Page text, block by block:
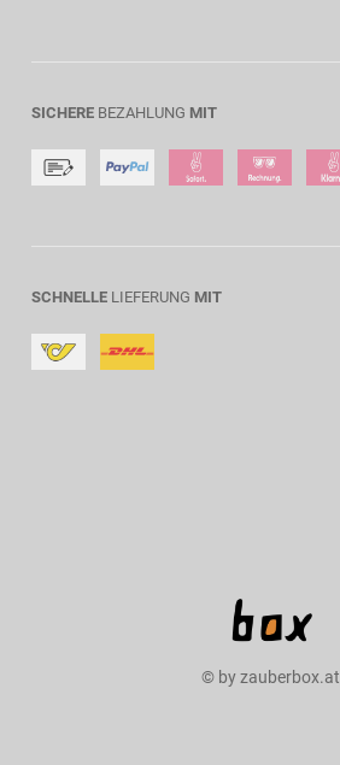
SICHERE BEZAHLUNG MIT
SCHNELLE LIEFERUNG MIT
© by zauberbox.at